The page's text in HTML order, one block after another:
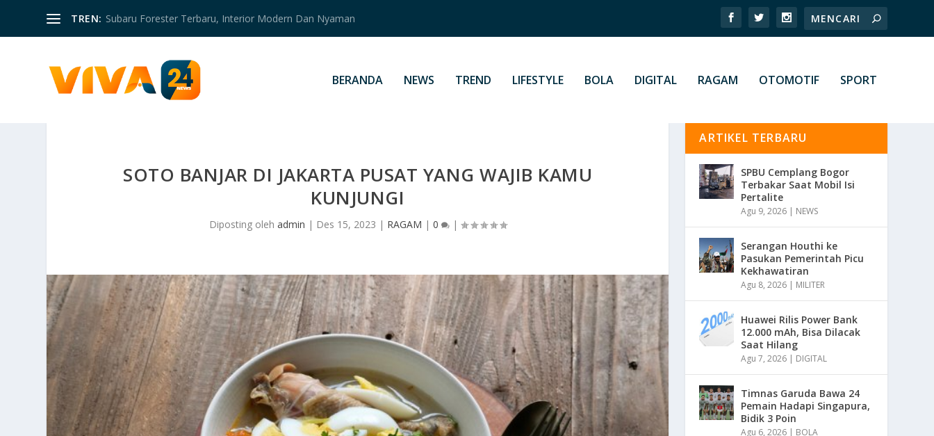
TREN: Subaru Forester Terbaru, Interior Modern Dan Nyaman
BERANDA NEWS TREND LIFESTYLE BOLA DIGITAL RAGAM OTOMOTIF SPORT
SOTO BANJAR DI JAKARTA PUSAT YANG WAJIB KAMU
KUNJUNGI
Diposting oleh admin | Des 15, 2023 | RAGAM | 0 |
ARTIKEL TERBARU
SPBU Cemplang Bogor
Terbakar Saat Mobil Isi
Pertalite
Agu 9, 2026 | NEWS
Serangan Houthi ke
Pasukan Pemerintah Picu
Kekhawatiran
Agu 8, 2026 | MILITER
Huawei Rilis Power Bank
12.000 mAh, Bisa Dilacak
Saat Hilang
Agu 7, 2026 | DIGITAL
Timnas Garuda Bawa 24
Pemain Hadapi Singapura,
Bidik 3 Poin
Agu 6, 2026 | BOLA